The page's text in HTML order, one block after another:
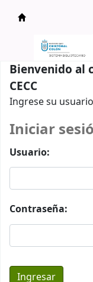
Catálogo en
Bienvenido al
CECC
Ingrese su
Iniciar
Usuario:
Contraseña: